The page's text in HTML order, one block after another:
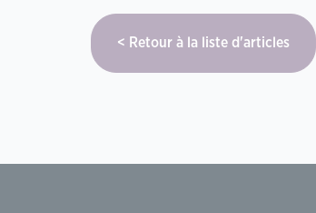
Retour à la liste d'articles